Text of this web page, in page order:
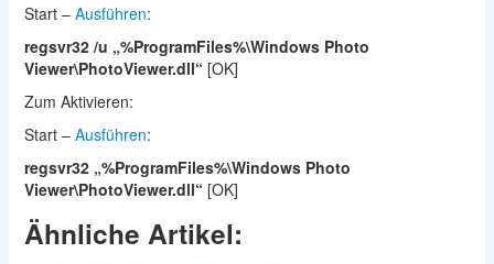
Start – Ausführen:
regsvr32 /u „%ProgramFiles%\Windows Photo
Viewer\PhotoViewer.dll“ [OK]
Zum Aktivieren:
Start – Ausführen:
regsvr32 „%ProgramFiles%\Windows Photo
Viewer\PhotoViewer.dll“ [OK]
Ähnliche Artikel: